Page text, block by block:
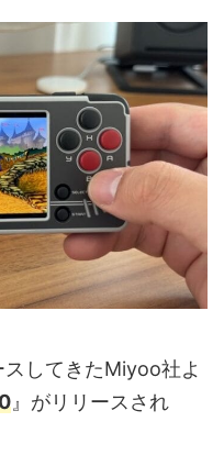
してきたMiyoo社よ
』がリリースされ